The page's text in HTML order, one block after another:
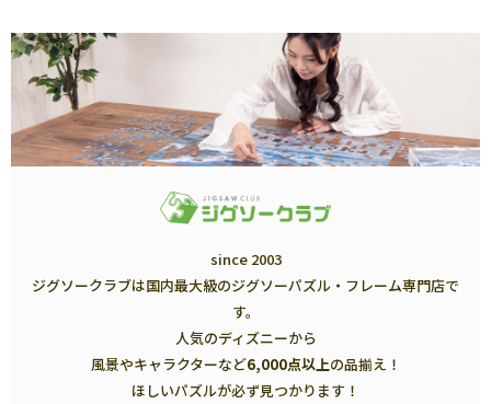
since 2003
ジグソークラブは国内最大級のジグソーパズル・フレーム専門店で
す。
人気のディズニーから
風景やキャラクターなど6,000点以上の品揃え！
ほしいパズルが必ず見つかります！